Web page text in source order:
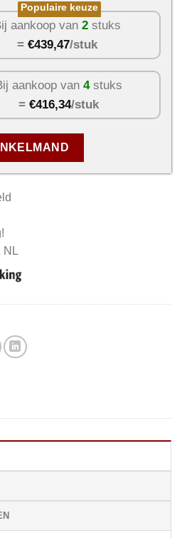
Populaire keuze
aankoop van 2stuks
= €439,47/stuk
aankoop van4stuks
=€416,34/stuk
NL